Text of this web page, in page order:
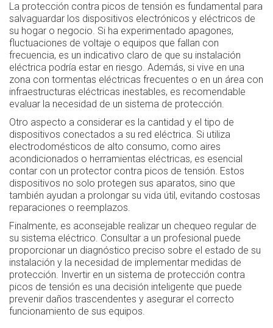
La protección contra picos de tensión es fundamental para
salvaguardar los dispositivos electrónicos y eléctricos de
su hogar o negocio. Si ha experimentado apagones,
fluctuaciones de voltaje o equipos que fallan con
frecuencia, es un indicativo claro de que su instalación
eléctrica podría estar en riesgo. Además, si vive en una
zona con tormentas eléctricas frecuentes o en un área con
infraestructuras eléctricas inestables, es recomendable
evaluar la necesidad de un sistema de protección.
Otro aspecto a considerar es la cantidad y el tipo de
dispositivos conectados a su red eléctrica. Si utiliza
electrodomésticos de alto consumo, como aires
acondicionados o herramientas eléctricas, es esencial
contar con un protector contra picos de tensión. Estos
dispositivos no solo protegen sus aparatos, sino que
también ayudan a prolongar su vida útil, evitando costosas
reparaciones o reemplazos.
Finalmente, es aconsejable realizar un chequeo regular de
su sistema eléctrico. Consultar a un profesional puede
proporcionar un diagnóstico preciso sobre el estado de su
instalación y la necesidad de implementar medidas de
protección. Invertir en un sistema de protección contra
picos de tensión es una decisión inteligente que puede
prevenir daños trascendentes y asegurar el correcto
funcionamiento de sus equipos.